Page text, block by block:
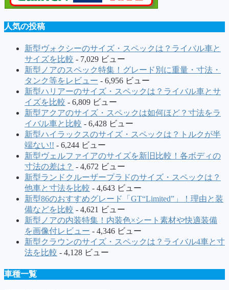
人気の投稿
新型ヴォクシーのサイズ・スペックは？ライバル車と
サイズを比較 - 7,029 ビュー
新型ノアのスペック特集！グレード別に重量・寸法・
タンク等をレビュー - 6,956 ビュー
新型ハリアーのサイズ・スペックは？ライバル車とサ
イズを比較 - 6,809 ビュー
新型アクアのサイズ・スペックは如何ほど？寸法をラ
イバル車と比較 - 6,428 ビュー
新型ハイラックスのサイズ・スペックは？トルクが半
端ない!! - 6,244 ビュー
新型ヴェルファイアのサイズを新旧比較！各ボディの
寸法の差は？ - 4,672 ビュー
新型ランドクルーザープラドのサイズ・スペックは？
他車と寸法を比較 - 4,643 ビュー
新型86のおすすめグレード「GT“Limited”」！理由と装
備などを比較 - 4,621 ビュー
新型ノアの内装特集！内装色×シート素材や快適装備
を画像付レビュー - 4,346 ビュー
新型クラウンのサイズ・スペックは？ライバル4車と寸
法を比較 - 4,128 ビュー
車種一覧